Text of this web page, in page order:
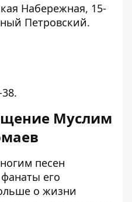
Набережная, 15-
Петровский.
Муслим
песен
его
о жизни